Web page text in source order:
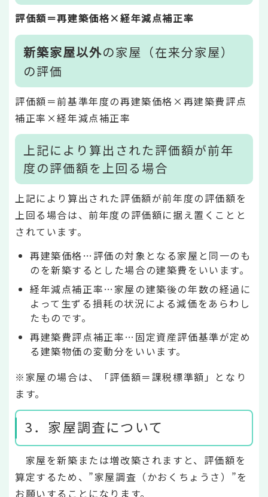
評価額＝再建築価格×経年減点補正率
新築家屋以外の家屋（在来分家屋）
の評価
評価額＝前基準年度の再建築価格×再建築費評点
補正率×経年減点補正率
上記により算出された評価額が前年
度の評価額を上回る場合
上記により算出された評価額が前年度の評価額を
上回る場合は、前年度の評価額に据え置くことと
されています。
再建築価格…評価の対象となる家屋と同一のも
のを新築するとした場合の建築費をいいます。
経年減点補正率…家屋の建築後の年数の経過に
よって生ずる損耗の状況による減価をあらわし
たものです。
再建築費評点補正率…固定資産評価基準が定め
る建築物価の変動分をいいます。
※家屋の場合は、「評価額＝課税標準額」となり
ます。
3．家屋調査について
家屋を新築または増改築されますと、評価額を
算定するため、”家屋調査（かおくちょうさ）”を
お願いすることになります。